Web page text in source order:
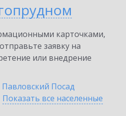
карточками,
заявку на
или внедрение
Павловский Посад
Показать все населенные